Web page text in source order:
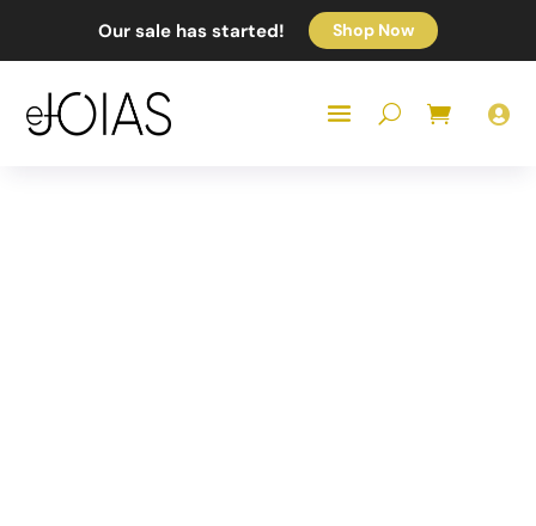
Our sale has started! Shop Now
